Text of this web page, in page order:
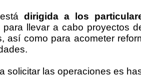
dirigida a los
para llevar a cabo proyectos
así como para acometer
solicitar las operaciones es